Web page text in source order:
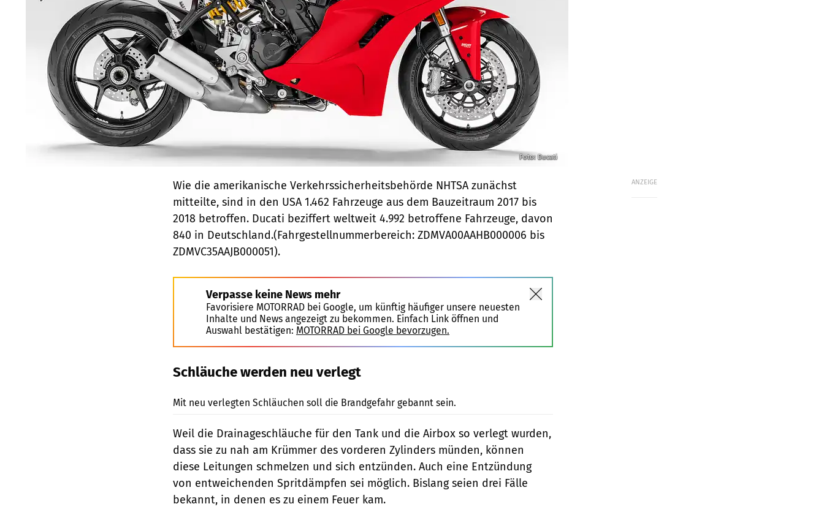
Foto: Ducati
ANZEIGE
Wie die amerikanische Verkehrssicherheitsbehörde NHTSA zunächst
mitteilte, sind in den USA 1.462 Fahrzeuge aus dem Bauzeitraum 2017 bis
2018 betroffen. Ducati beziffert weltweit 4.992 betroffene Fahrzeuge, davon
840 in Deutschland.(Fahrgestellnummerbereich: ZDMVA00AAHB000006 bis
ZDMVC35AAJB000051).
Verpasse keine News mehr
Favorisiere MOTORRAD bei Google, um künftig häufiger unsere neuesten
Inhalte und News angezeigt zu bekommen. Einfach Link öffnen und
Auswahl bestätigen: MOTORRAD bei Google bevorzugen.
Schläuche werden neu verlegt
Mit neu verlegten Schläuchen soll die Brandgefahr gebannt sein.
Weil die Drainageschläuche für den Tank und die Airbox so verlegt wurden,
dass sie zu nah am Krümmer des vorderen Zylinders münden, können
diese Leitungen schmelzen und sich entzünden. Auch eine Entzündung
von entweichenden Spritdämpfen sei möglich. Bislang seien drei Fälle
bekannt, in denen es zu einem Feuer kam.